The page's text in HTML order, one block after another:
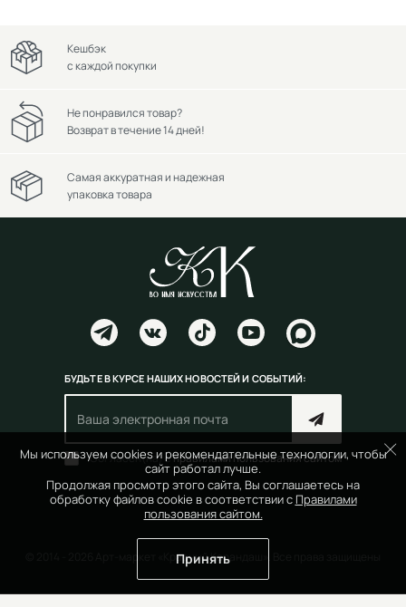
Мы используем cookies и рекомендательные технологии, чтобы
сайт работал лучше.
Продолжая просмотр этого сайта, Вы соглашаетесь на
обработку файлов cookie в соответствии с Правилами
пользования сайтом.
Принять
Кешбэк
с каждой покупки
Не понравился товар?
Возврат в течение 14 дней!
Самая аккуратная и надежная
упаковка товара
БУДЬТЕ В КУРСЕ НАШИХ НОВОСТЕЙ И СОБЫТИЙ:
Согласен(на) справилами пользования сайтом
© 2014 - 2026 Арт-маркет «Красный Карандаш». Все права защищены